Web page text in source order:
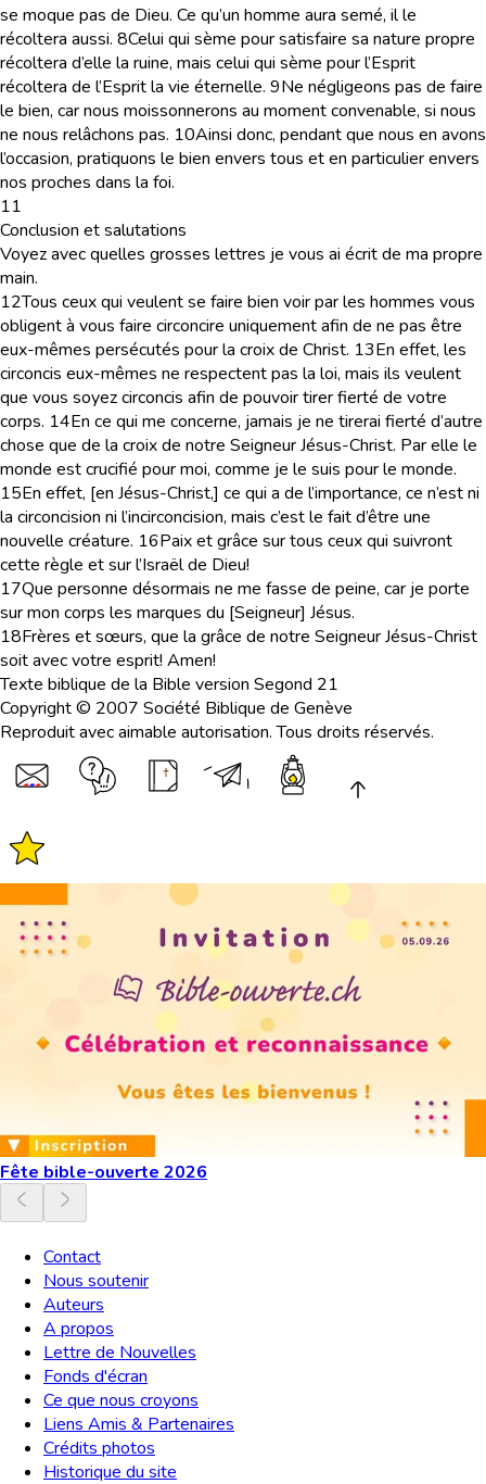
se moque pas de Dieu. Ce qu’un homme aura semé, il le
récoltera aussi. 8Celui qui sème pour satisfaire sa nature propre
récoltera d’elle la ruine, mais celui qui sème pour l’Esprit
récoltera de l’Esprit la vie éternelle. 9Ne négligeons pas de faire
le bien, car nous moissonnerons au moment convenable, si nous
ne nous relâchons pas. 10Ainsi donc, pendant que nous en avons
l’occasion, pratiquons le bien envers tous et en particulier envers
nos proches dans la foi.
11
Conclusion et salutations
Voyez avec quelles grosses lettres je vous ai écrit de ma propre
main.
12Tous ceux qui veulent se faire bien voir par les hommes vous
obligent à vous faire circoncire uniquement afin de ne pas être
eux-mêmes persécutés pour la croix de Christ. 13En effet, les
circoncis eux-mêmes ne respectent pas la loi, mais ils veulent
que vous soyez circoncis afin de pouvoir tirer fierté de votre
corps. 14En ce qui me concerne, jamais je ne tirerai fierté d’autre
chose que de la croix de notre Seigneur Jésus-Christ. Par elle le
monde est crucifié pour moi, comme je le suis pour le monde.
15En effet, [en Jésus-Christ,] ce qui a de l’importance, ce n’est ni
la circoncision ni l’incirconcision, mais c’est le fait d’être une
nouvelle créature. 16Paix et grâce sur tous ceux qui suivront
cette règle et sur l’Israël de Dieu!
17Que personne désormais ne me fasse de peine, car je porte
sur mon corps les marques du [Seigneur] Jésus.
18Frères et sœurs, que la grâce de notre Seigneur Jésus-Christ
soit avec votre esprit! Amen!
Texte biblique de la Bible version Segond 21
Copyright © 2007 Société Biblique de Genève
Reproduit avec aimable autorisation. Tous droits réservés.
Fête bible-ouverte 2026
Contact
Nous soutenir
Auteurs
A propos
Lettre de Nouvelles
Fonds d'écran
Ce que nous croyons
Liens Amis & Partenaires
Crédits photos
Historique du site